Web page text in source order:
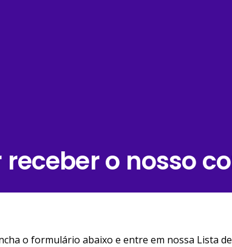
receber o nosso
o formulário abaixo e entre em nossa Lista